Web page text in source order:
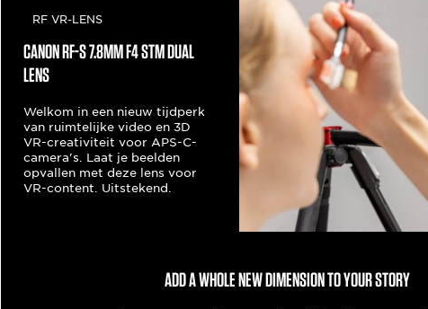
RF VR-LENS
Canon RF-S 7.8mm F4 STM DUAL
LENS
Welkom in een nieuw tijdperk
van ruimtelijke video en 3D
VR-creativiteit voor APS-C-
camera's. Laat je beelden
opvallen met deze lens voor
VR-content. Uitstekend.
ADD A WHOLE NEW DIMENSION TO YOUR STORY